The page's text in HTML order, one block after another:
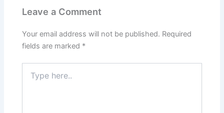
Leave a Comment
Your email address will not be published. Required
fields are marked *
here..